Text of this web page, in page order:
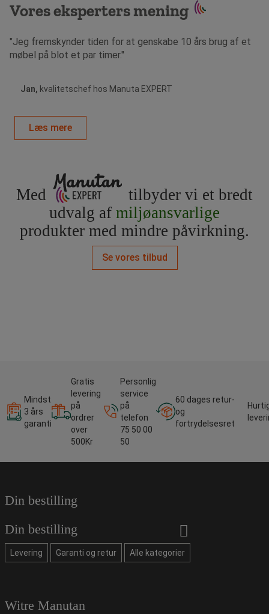
Vores eksperters mening
"Jeg fremskynder tiden for at genskabe 10 års brug af et
møbel på blot et par timer."
Jan, kvalitetschef hos Manuta EXPERT
Læs mere
Med
tilbyder vi et bredt
udvalg af miljøansvarlige
produkter med mindre påvirkning.
Se vores tilbud
Mindst
3 års
garanti
Gratis
levering
på
ordrer
over
500Kr
Personlig
service
på
telefon
75 50 00
50
60 dages retur-
og
fortrydelsesret
Din bestilling
Din bestilling
Levering Garanti og retur Alle kategorier
Witre Manutan